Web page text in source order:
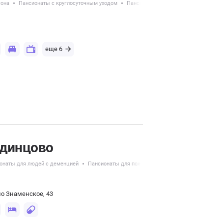
Пансионаты с круглосуточным уходом Пансионаты для пожилых с
еще 6
для людей с деменцией Пансионаты для пожилых с Альцгеймером
Знаменское, 43